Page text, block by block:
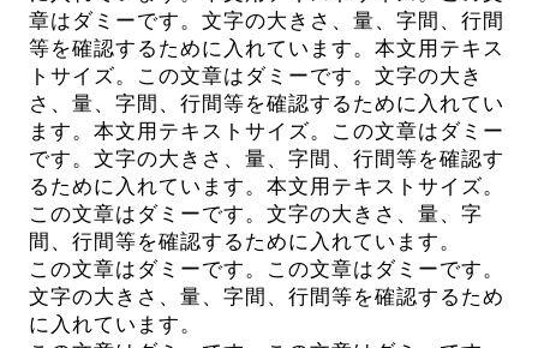
章はダミーです。文字の大きさ、量、字間、行間
等を確認するために入れています。本文用テキス
トサイズ。この文章はダミーです。文字の大き
さ、量、字間、行間等を確認するために入れてい
ます。本文用テキストサイズ。この文章はダミー
です。文字の大きさ、量、字間、行間等を確認す
るために入れています。本文用テキストサイズ。
この文章はダミーです。文字の大きさ、量、字
間、行間等を確認するために入れています。
この文章はダミーです。この文章はダミーです。
文字の大きさ、量、字間、行間等を確認するため
に入れています。